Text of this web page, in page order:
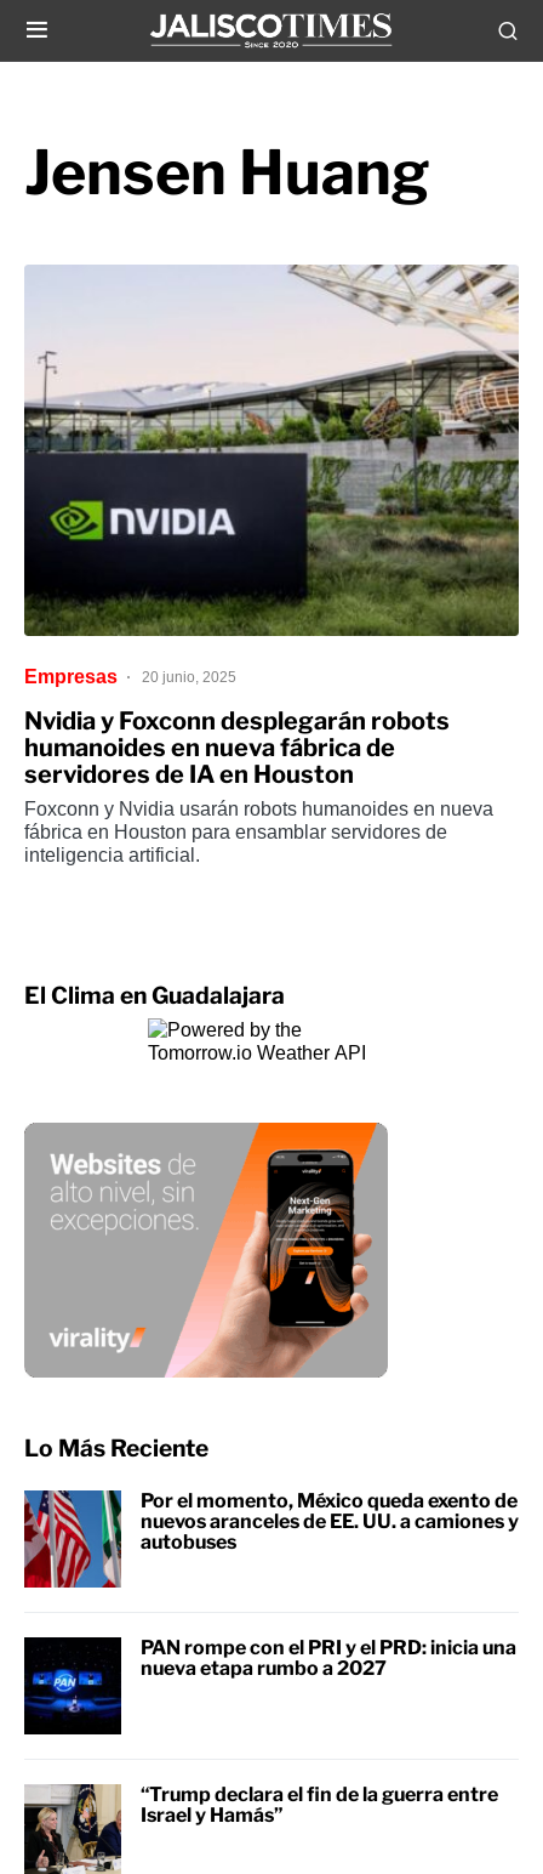
Jensen Huang
Empresas 20 junio, 2025
Nvidia y Foxconn desplegarán robots
humanoides en nueva fábrica de
servidores de IA en Houston
Foxconn y Nvidia usarán robots humanoides en nueva
fábrica en Houston para ensamblar servidores de
inteligencia artificial.
El Clima en Guadalajara
Lo Más Reciente
Por el momento, México queda exento de
nuevos aranceles de EE. UU. a camiones y
autobuses
PAN rompe con el PRI y el PRD: inicia una
nueva etapa rumbo a 2027
“Trump declara el fin de la guerra entre
Israel y Hamás”